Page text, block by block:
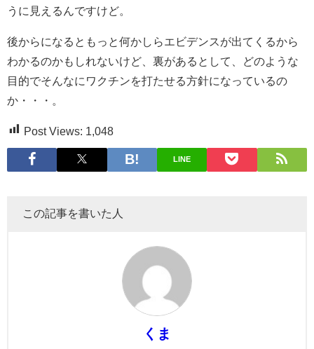
うに見えるんですけど。
後からになるともっと何かしらエビデンスが出てくるから
わかるのかもしれないけど、裏があるとして、どのような
目的でそんなにワクチンを打たせる方針になっているの
か・・・。
Post Views: 1,048
LINE
この記事を書いた人
くま